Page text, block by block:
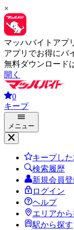
×
マッハバイトアプ
アプリでお得にバ
無料ダウンロード
開く
0
キープ
メニュー
キープし
検索履歴
新規会員
ログイン
ヘルプ
エリアか
駅から探す